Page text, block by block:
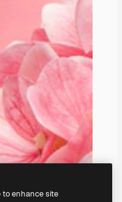
to enhance site